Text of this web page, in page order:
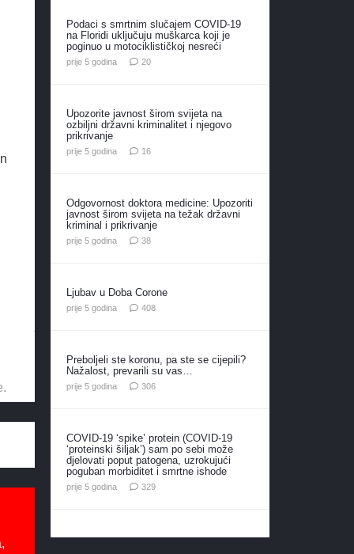
Podaci s smrtnim slučajem COVID-19
na Floridi uključuju muškarca koji je
poginuo u motociklističkoj nesreći
prije 5 godina 20komentara
Upozorite javnost širom svijeta na
ozbiljni državni kriminalitet i njegovo
prikrivanje
prije 5 godina 16komentara
Odgovornost doktora medicine: Upozoriti
javnost širom svijeta na težak državni
kriminal i prikrivanje
prije 5 godina 38komentara
Ljubav u Doba Corone
prije 5 godina 408komentara
Preboljeli ste koronu, pa ste se cijepili?
Nažalost, prevarili su vas…
prije 5 godina 306komentara
COVID-19 ‘spike’ protein (COVID-19
‘proteinski šiljak’) sam po sebi može
djelovati poput patogena, uzrokujući
poguban morbiditet i smrtne ishode
prije 5 godina 329komentara